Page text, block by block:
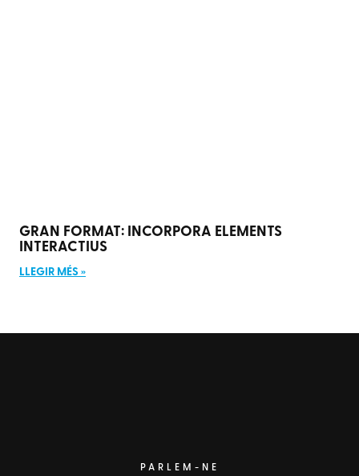
GRAN FORMAT: INCORPORA ELEMENTS
INTERACTIUS
LLEGIR MÉS »
PARLEM-NE